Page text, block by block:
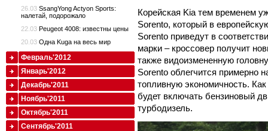
Корейская Kia тем временем
Sorento, который в
Sorento приведут в
марки – кроссовер получит
также видоизмененную
Sorento облегчится примерно
топливную экономичность.
будет включать бензиновый
турбодизель.
26.03 SsangYong Actyon Sports:
налетай, подорожало
22.03 Peugeot 4008: известны цены
20.03 Одна Kuga на весь мир
Февраль'2012
Январь'2012
Декабрь'2011
Ноябрь'2011
Октябрь'2011
Сентябрь'2011